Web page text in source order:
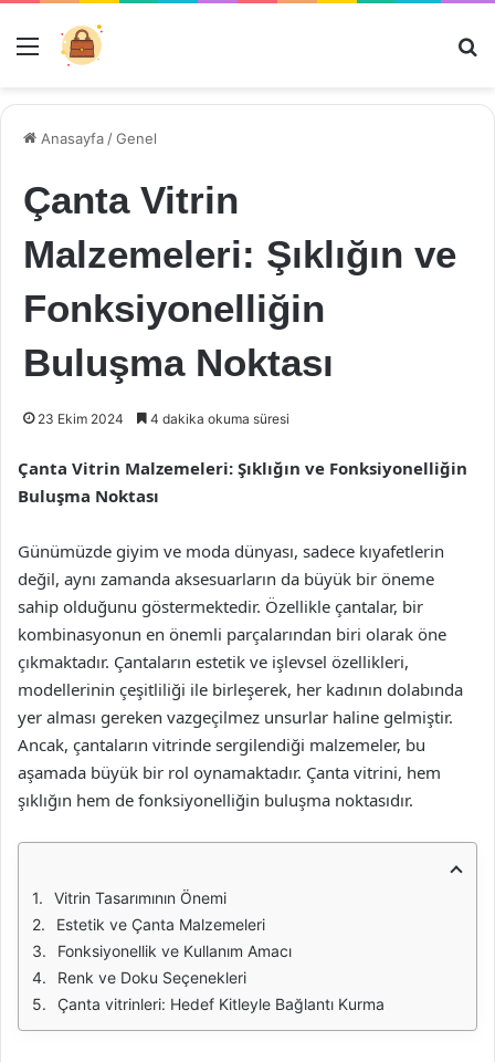
Menü
Anasayfa /Genel
Çanta Vitrin
Malzemeleri: Şıklığın ve
Fonksiyonelliğin
Buluşma Noktası
23 Ekim 2024 4 dakika okuma süresi
Çanta Vitrin Malzemeleri: Şıklığın ve Fonksiyonelliğin
Buluşma Noktası
Günümüzde giyim ve moda dünyası, sadece kıyafetlerin
değil, aynı zamanda aksesuarların da büyük bir öneme
sahip olduğunu göstermektedir. Özellikle çantalar, bir
kombinasyonun en önemli parçalarından biri olarak öne
çıkmaktadır. Çantaların estetik ve işlevsel özellikleri,
modellerinin çeşitliliği ile birleşerek, her kadının dolabında
yer alması gereken vazgeçilmez unsurlar haline gelmiştir.
Ancak, çantaların vitrinde sergilendiği malzemeler, bu
aşamada büyük bir rol oynamaktadır. Çanta vitrini, hem
şıklığın hem de fonksiyonelliğin buluşma noktasıdır.
Vitrin Tasarımının Önemi
Estetik ve Çanta Malzemeleri
Fonksiyonellik ve Kullanım Amacı
Renk ve Doku Seçenekleri
Çanta vitrinleri: Hedef Kitleyle Bağlantı Kurma